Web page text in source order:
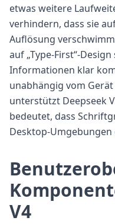
etwas weitere
verhindern, dass sie
Auflösung
auf „Type-First“-
Informationen klar
unabhängig vom
unterstützt Deepseek
bedeutet, dass
Desktop-
V4